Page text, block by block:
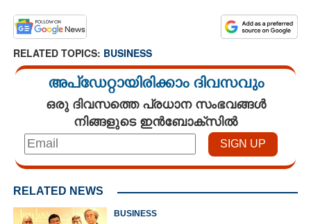
RELATED TOPICS: BUSINESS
അപ്ഡേറ്റായിരിക്കാം ദിവസവും
ഒരു ദിവസത്തെ പ്രധാന സംഭവങ്ങൾ
നിങ്ങളുടെ ഇൻബോക്സിൽ
RELATED NEWS
BUSINESS